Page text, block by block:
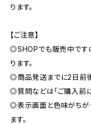
ります。
【ご注意】
◎SHOPでも販売中です
ります。
◎商品発送までに2日前
◎質問などは「ご購入前に
◎表示画面と色味がちが
ます。